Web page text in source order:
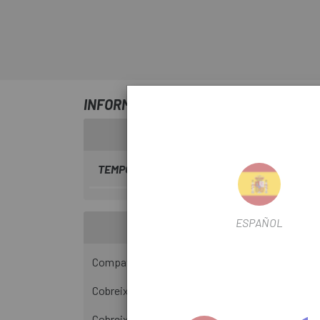
INFORMACIÓ SOBRE ROCK SHOX
TEMPORADA
Compatibilitat amb amortidors d'aire RockShox
Cobreix ambdues parts - la llauna daire i els
ESPAÑOL